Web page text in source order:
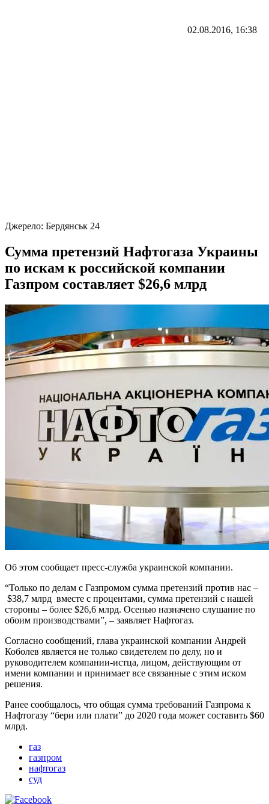
02.08.2016, 16:38
Джерело: Бердянськ 24
Сумма претензий Нафтогаза Украины
по искам к российской компании
Газпром составляет $26,6 млрд
Об этом сообщает пресс-служба украинской компании.
“Только по делам с Газпромом сумма претензий против нас –
$38,7 млрд вместе с процентами, сумма претензий с нашей
стороны – более $26,6 млрд. Осенью назначено слушание по
обоим производствами”, – заявляет Нафтогаз.
Согласно сообщений, глава украинской компании Андрей
Коболев является не только свидетелем по делу, но и
руководителем компании-истца, лицом, действующим от
имени компании и принимает все связанные с этим иском
решения.
Ранее сообщалось, что общая сумма требований Газпрома к
Нафтогазу “бери или плати” до 2020 года может составить $60
млрд.
газ
газпром
нафтогаз
суд